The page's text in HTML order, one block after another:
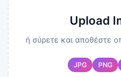
Upload
ή σύρετε και αποθέστε
JPG PNG